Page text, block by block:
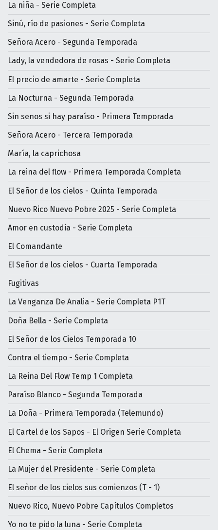
La niña - Serie Completa
Sinú, río de pasiones - Serie Completa
Señora Acero - Segunda Temporada
Lady, la vendedora de rosas - Serie Completa
El precio de amarte - Serie Completa
La Nocturna - Segunda Temporada
Sin senos si hay paraíso - Primera Temporada
Señora Acero - Tercera Temporada
María, la caprichosa
La reina del flow - Primera Temporada Completa
El Señor de los cielos - Quinta Temporada
Nuevo Rico Nuevo Pobre 2025 - Serie Completa
Amor en custodia - Serie Completa
El Comandante
El Señor de los cielos - Cuarta Temporada
Fugitivas
La Venganza De Analia - Serie Completa P1T
Doña Bella - Serie Completa
El Señor de los Cielos Temporada 10
Contra el tiempo - Serie Completa
La Reina Del Flow Temp 1 Completa
Paraíso Blanco - Segunda Temporada
La Doña - Primera Temporada (Telemundo)
El Cartel de los Sapos - El Origen Serie Completa
El Chema - Serie Completa
La Mujer del Presidente - Serie Completa
El señor de los cielos sus comienzos (T - 1)
Nuevo Rico, Nuevo Pobre Capítulos Completos
Yo no te pido la luna - Serie Completa